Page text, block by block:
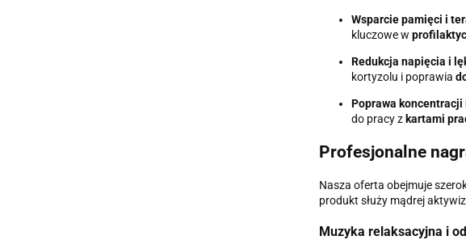
Wsparcie pamięci i
kluczowe w
Redukcja napięcia i
kortyzolu i poprawia
Poprawa koncentracji
do pracy z kartami
Profesjonalne
Nasza oferta obejmuje
produkt służy mądrej
Muzyka relaksacyjna i